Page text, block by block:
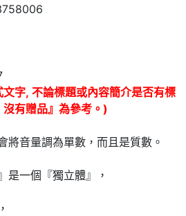
字, 不論標題或內容簡介是否有標
有贈品』為參考。)
將音量調為單數，而且是質數。
是一個『獨立體』，